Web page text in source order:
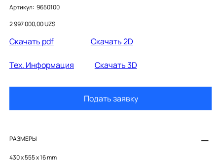
Артикул: Артикул:
9650100
9650100
Цена
2 997 000,00 UZS
Cкачать pdf Скачать 2D
Тех. Информация Скачать 3D
Подать заявку
РАЗМЕРЫ
430 x 555 x 16 mm